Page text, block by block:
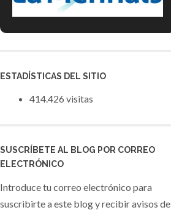
ESTADÍSTICAS DEL SITIO
414.426 visitas
SUSCRÍBETE AL BLOG POR CORREO
ELECTRÓNICO
Introduce tu correo electrónico para
suscribirte a este blog y recibir avisos de